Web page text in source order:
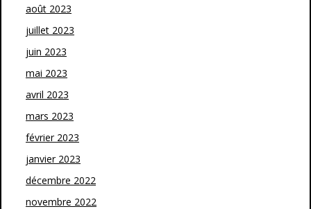
août 2023
juillet 2023
juin 2023
mai 2023
avril 2023
mars 2023
février 2023
janvier 2023
décembre 2022
novembre 2022